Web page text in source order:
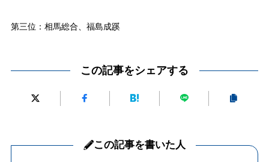
第三位：相馬総合、福島成蹊
この記事をシェアする
この記事を書いた人